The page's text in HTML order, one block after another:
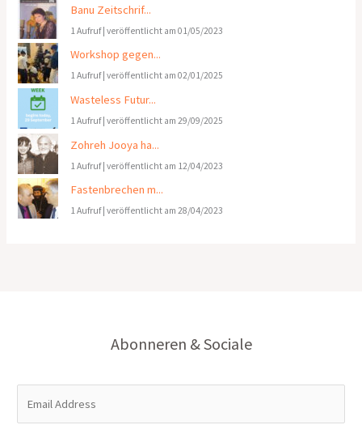
Banu Zeitschrif...
1 Aufruf|veröffentlicht am 01/05/2023
Workshop gegen...
1 Aufruf|veröffentlicht am 02/01/2025
Wasteless Futur...
1 Aufruf|veröffentlicht am 29/09/2025
Zohreh Jooya ha...
1 Aufruf|veröffentlicht am 12/04/2023
Fastenbrechen m...
1 Aufruf|veröffentlicht am 28/04/2023
Abonneren & Sociale